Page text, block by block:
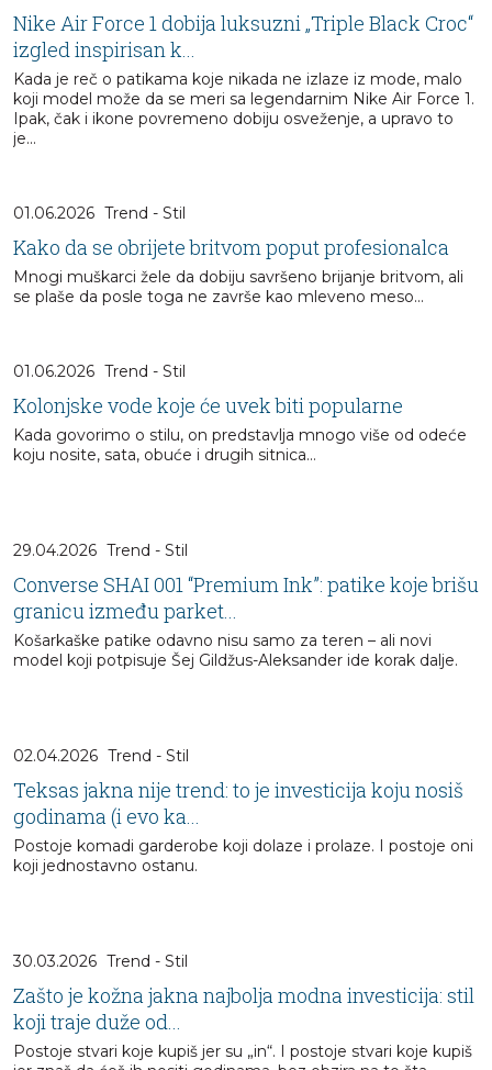
Nike Air Force 1 dobija luksuzni „Triple Black Croc“
izgled inspirisan k...
Kada je reč o patikama koje nikada ne izlaze iz mode, malo
koji model može da se meri sa legendarnim Nike Air Force 1.
Ipak, čak i ikone povremeno dobiju osveženje, a upravo to
je...
01.06.2026 Trend - Stil
Kako da se obrijete britvom poput profesionalca
Mnogi muškarci žele da dobiju savršeno brijanje britvom, ali
se plaše da posle toga ne završe kao mleveno meso...
01.06.2026 Trend - Stil
Kolonjske vode koje će uvek biti popularne
Kada govorimo o stilu, on predstavlja mnogo više od odeće
koju nosite, sata, obuće i drugih sitnica…
29.04.2026 Trend - Stil
Converse SHAI 001 “Premium Ink”: patike koje brišu
granicu između parket...
Košarkaške patike odavno nisu samo za teren – ali novi
model koji potpisuje Šej Gildžus-Aleksander ide korak dalje.
02.04.2026 Trend - Stil
Teksas jakna nije trend: to je investicija koju nosiš
godinama (i evo ka...
Postoje komadi garderobe koji dolaze i prolaze. I postoje oni
koji jednostavno ostanu.
30.03.2026 Trend - Stil
Zašto je kožna jakna najbolja modna investicija: stil
koji traje duže od...
Postoje stvari koje kupiš jer su „in“. I postoje stvari koje kupiš